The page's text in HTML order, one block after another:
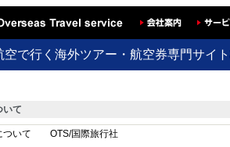
空で行く海外ツアー・航空券専門サイト
いて